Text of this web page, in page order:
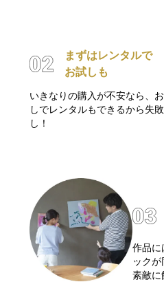
まずはレンタルで
お試しも
いきなりの購入が不安なら、
しでレンタルもできるから失
し！
作品に
ック
素敵に